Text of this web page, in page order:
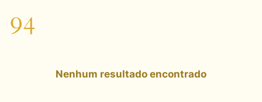
94
Nenhum resultado encontrado